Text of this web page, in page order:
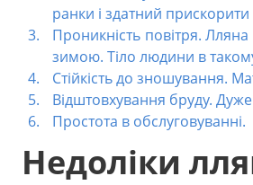
ранки і здатний
Проникність повітря.
зимою. Тіло людини в
Стійкість до зношування.
Відштовхування бруду.
Простота в обслуговуванні.
Недоліки